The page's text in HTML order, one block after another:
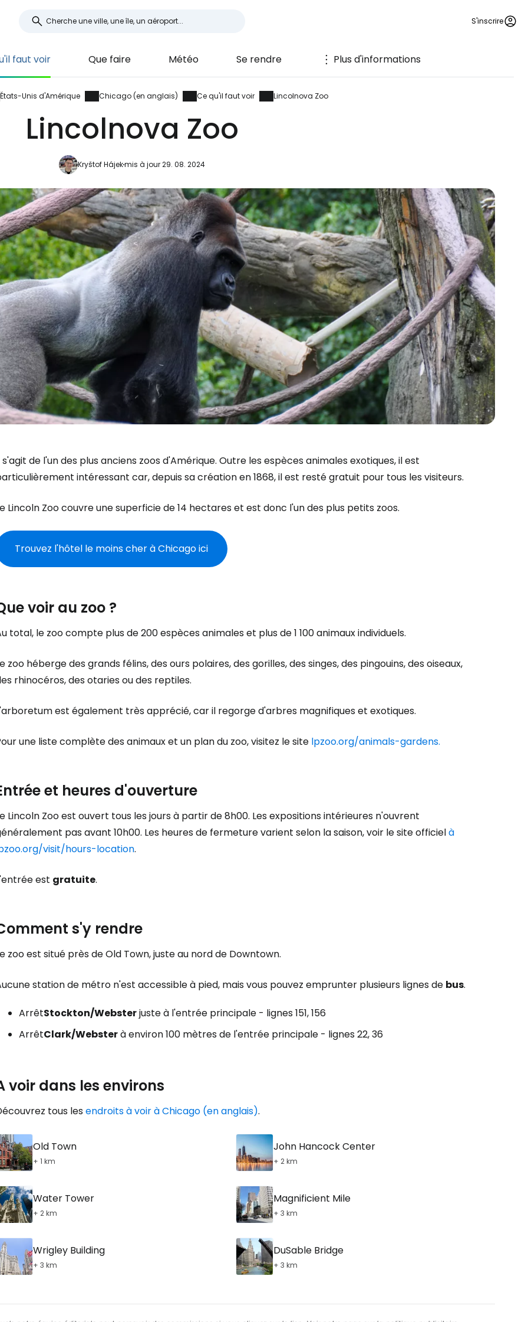
S'inscrire
faut voir Que faire Météo Se rendre Plus d'informations
États-Unis d'Amérique Chicago (en anglais) Ce qu'il faut voir Lincolnova Zoo
Lincolnova Zoo
Kryštof Hájekmis à jour 29. 08. 2024
s'agit de l'un des plus anciens zoos d'Amérique. Outre les espèces animales exotiques, il est
intéressant car, depuis sa création en 1868, il est resté gratuit pour tous les visiteurs.
Lincoln Zoo couvre une superficie de 14 hectares et est donc l'un des plus petits zoos.
Trouvez l'hôtel le moins cher à Chicago ici
voir au zoo ?
total, le zoo compte plus de 200 espèces animales et plus de 1 100 animaux individuels.
zoo héberge des grands félins, des ours polaires, des gorilles, des singes, des pingouins, des oiseaux,
rhinocéros, des otaries ou des reptiles.
est également très apprécié, car il regorge d'arbres magnifiques et exotiques.
une liste complète des animaux et un plan du zoo, visitez le site lpzoo.org/animals-gardens.
et heures d'ouverture
Lincoln Zoo est ouvert tous les jours à partir de 8h00. Les expositions intérieures n'ouvrent
pas avant 10h00. Les heures de fermeture varient selon la saison, voir le site officielà
visit/hours-location.
est gratuite.
s'y rendre
zoo est situé près de Old Town, juste au nord de Downtown.
station de métro n'est accessible à pied, mais vous pouvez emprunter plusieurs lignes de bus.
ArrêtStockton/Websterjuste à l'entrée principale - lignes 151, 156
ArrêtClark/Websterà environ 100 mètres de l'entrée principale - lignes 22, 36
voir dans les environs
tous lesendroits à voir à Chicago (en anglais).
Old Town
+ 1 km
John Hancock Center
+ 2 km
Water Tower
+ 2 km
Magnificient Mile
+ 3 km
Wrigley Building
+ 3 km
DuSable Bridge
+ 3 km
Se connecter à Cestee